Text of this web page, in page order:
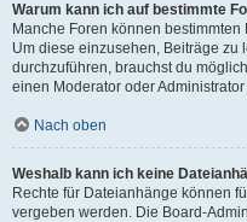
Warum kann ich auf bestimmte
Manche Foren können
Um diese einzusehen, Beiträge zu
durchzuführen, brauchst du
einen Moderator oder
Nach oben
Weshalb kann ich keine
Rechte für Dateianhänge können
vergeben werden. Die Board-